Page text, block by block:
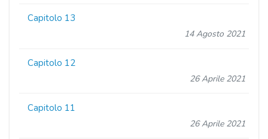
Capitolo 13
14 Agosto 2021
Capitolo 12
26 Aprile 2021
Capitolo 11
26 Aprile 2021